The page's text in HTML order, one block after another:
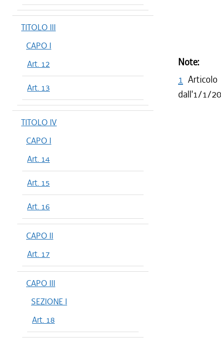
TITOLO III
CAPO I
Art. 12
Art. 13
TITOLO IV
CAPO I
Art. 14
Art. 15
Art. 16
CAPO II
Art. 17
CAPO III
SEZIONE I
Art. 18
Note:
1
dall'1/1/